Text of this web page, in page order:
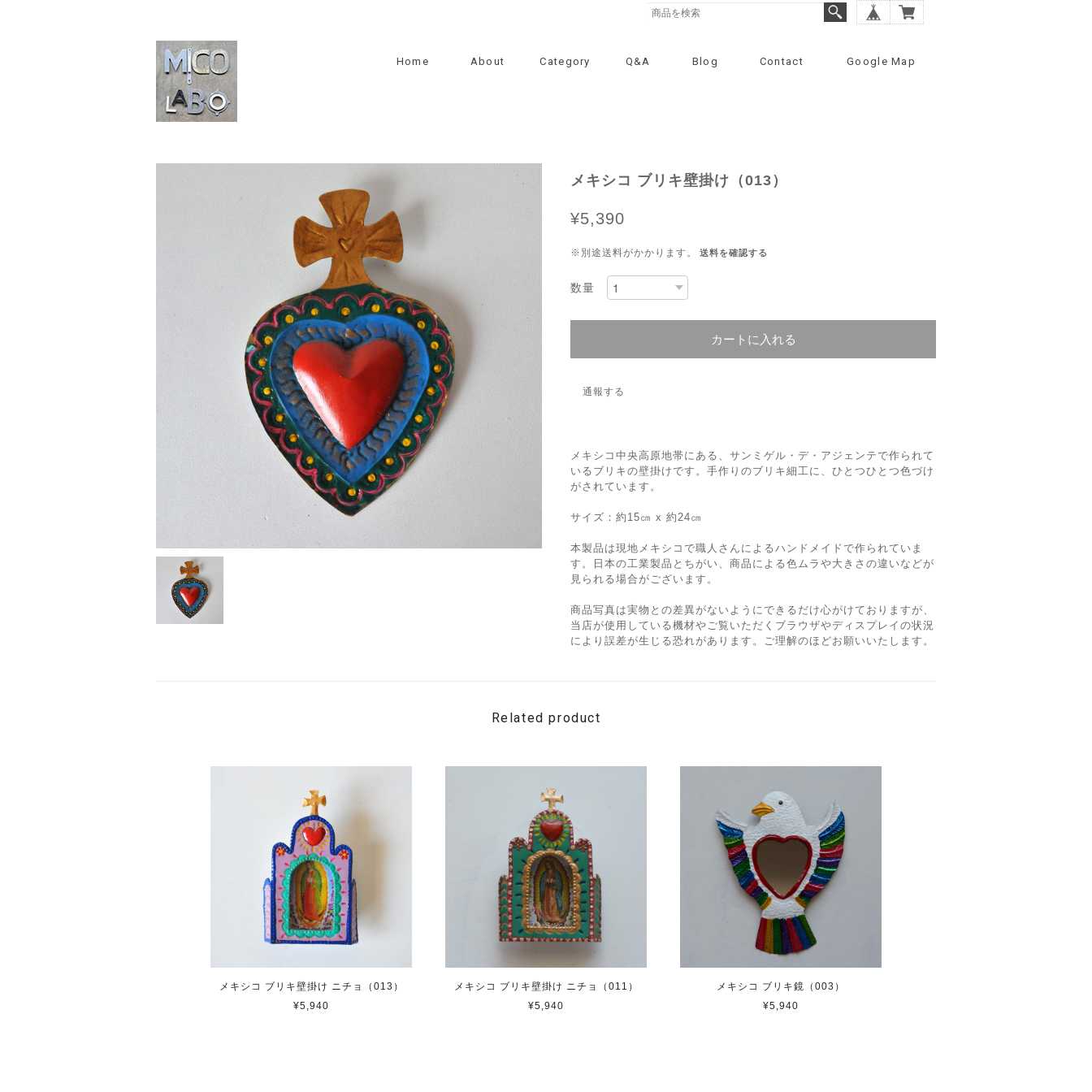
Home About Category Q&A Blog Contact Google Map
メキシコ ブリキ壁掛け（013）
¥5,390
※別途送料がかかります。 送料を確認する
数量
カートに入れる
通報する
メキシコ中央高原地帯にある、サンミゲル・デ・アジェンテで作られて
いるブリキの壁掛けです。手作りのブリキ細工に、ひとつひとつ色づけ
がされています。
サイズ：約15㎝ x 約24㎝
本製品は現地メキシコで職人さんによるハンドメイドで作られていま
す。日本の工業製品とちがい、商品による色ムラや大きさの違いなどが
見られる場合がございます。
商品写真は実物との差異がないようにできるだけ心がけておりますが、
当店が使用している機材やご覧いただくブラウザやディスプレイの状況
により誤差が生じる恐れがあります。ご理解のほどお願いいたします。
Related product
メキシコ ブリキ壁掛け ニチョ（013）
¥5,940
メキシコ ブリキ壁掛け ニチョ（011）
¥5,940
メキシコ ブリキ鏡（003）
¥5,940